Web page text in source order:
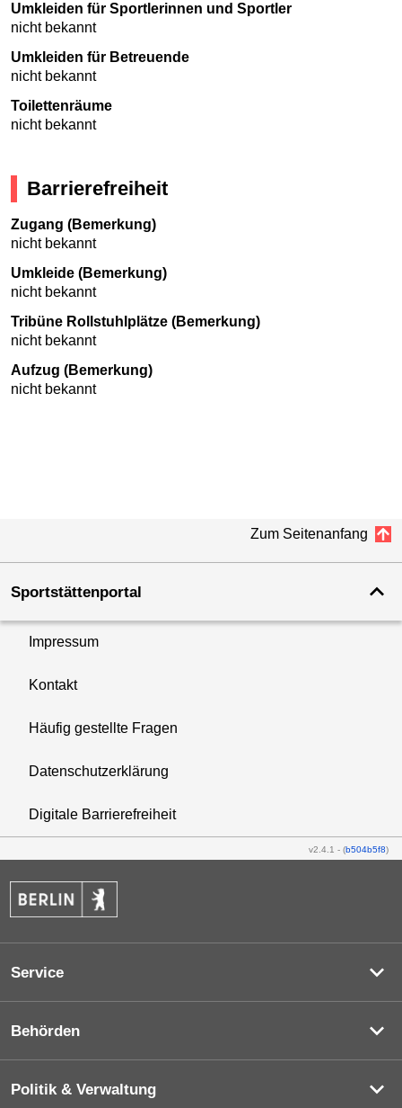
Umkleiden für Sportlerinnen und Sportler
nicht bekannt
Umkleiden für Betreuende
nicht bekannt
Toilettenräume
nicht bekannt
Barrierefreiheit
Zugang (Bemerkung)
nicht bekannt
Umkleide (Bemerkung)
nicht bekannt
Tribüne Rollstuhlplätze (Bemerkung)
nicht bekannt
Aufzug (Bemerkung)
nicht bekannt
Zum Seitenanfang
v2.4.1 -(b504b5f8)
Sportstättenportal
Impressum
Kontakt
Häufig gestellte Fragen
Datenschutzerklärung
Digitale Barrierefreiheit
Service
Behörden
Politik & Verwaltung